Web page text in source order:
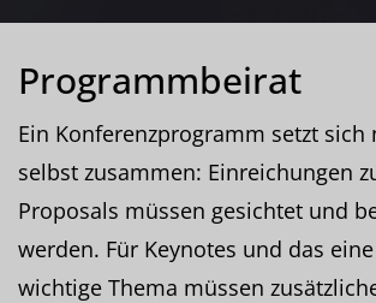
Programmbeirat
Ein Konferenzprogramm setzt sich
selbst zusammen: Einreichungen
Proposals müssen gesichtet und
werden. Für Keynotes und das
wichtige Thema müssen